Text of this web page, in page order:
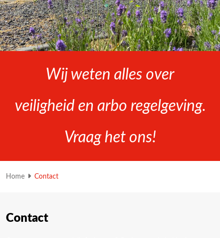
Wij weten alles over
veiligheid en arbo regelgeving.
Vraag het ons!
Home Contact
Contact